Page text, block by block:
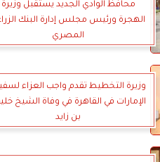
محافظ الوادي الجديد يستقبل وزيرة
الهجرة ورئيس مجلس إدارة البنك
المصري
وزيرة التخطيط تقدم واجب العزاء
الإمارات في القاهرة في وفاة الشيخ
بن زايد